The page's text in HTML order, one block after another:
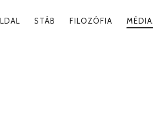
STÁB FILOZÓFIA